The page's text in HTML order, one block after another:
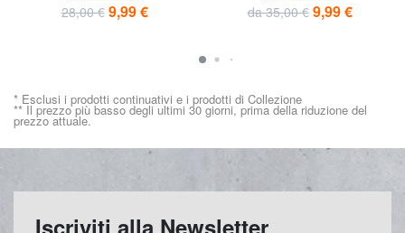
28,00 € 9,99 € da 35,00 € 9,99 €
* Esclusi i prodotti continuativi e i prodotti di Collezione
** Il prezzo più basso degli ultimi 30 giorni, prima della riduzione del
prezzo attuale.